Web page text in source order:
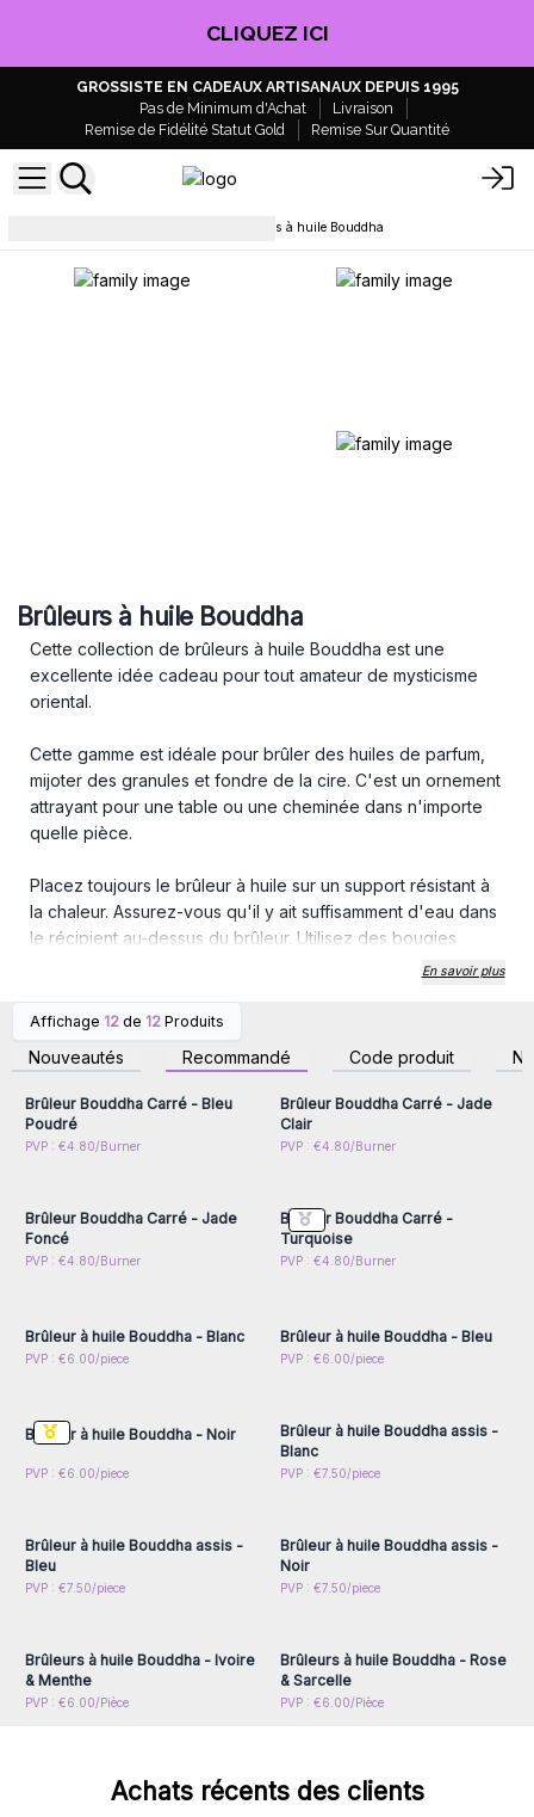
CLIQUEZ ICI
GROSSISTE EN CADEAUX ARTISANAUX DEPUIS 1995
Pas de Minimum d'Achat
Livraison
Remise de Fidélité Statut Gold
Remise Sur Quantité
Brûleurs à huile Bouddha
Brûleurs à huile Bouddha
Cette collection de brûleurs à huile Bouddha est une
excellente idée cadeau pour tout amateur de mysticisme
oriental.
Cette gamme est idéale pour brûler des huiles de parfum,
mijoter des granules et fondre de la cire. C'est un ornement
attrayant pour une table ou une cheminée dans n'importe
quelle pièce.
Placez toujours le brûleur à huile sur un support résistant à
la chaleur. Assurez-vous qu'il y ait suffisamment d'eau dans
le récipient au-dessus du brûleur. Utilisez des bougies
chauffe-plat de bonne qualité. Ne laissez jamais sans
rideaux.
En savoir plus
Affichage 12 de 12 Produits
Nouveautés Recommandé Code produit
Connectez-vous ou
inscrivez-vous pour
accéder aux prix de gros
Brûleur Bouddha Carré - Bleu
Poudré
PVP : €4.80/Burner
inscrivez-vous pour
accéder aux prix de gros
Brûleur Bouddha Carré - Jade
Clair
PVP : €4.80/Burner
Connectez-vous ou
Brûleur Bouddha Carré - Jade
Foncé
PVP : €4.80/Burner
Connectez-vous ou
Brûleur Bouddha Carré -
Turquoise
PVP : €4.80/Burner
Connectez-vous ou
Brûleur à huile Bouddha - Blanc
PVP : €6.00/piece
Connectez-vous ou
Brûleur à huile Bouddha - Bleu
PVP : €6.00/piece
Connectez-vous ou
Brûleur à huile Bouddha - Noir
PVP : €6.00/piece
Connectez-vous ou
Brûleur à huile Bouddha assis -
Blanc
PVP : €7.50/piece
Connectez-vous ou
Brûleur à huile Bouddha assis -
Bleu
PVP : €7.50/piece
Connectez-vous ou
Brûleur à huile Bouddha assis -
Noir
PVP : €7.50/piece
Connectez-vous ou
Brûleurs à huile Bouddha - Ivoire
& Menthe
PVP : €6.00/Pièce
Connectez-vous ou
Brûleurs à huile Bouddha - Rose
& Sarcelle
PVP : €6.00/Pièce
Achats récents des clients